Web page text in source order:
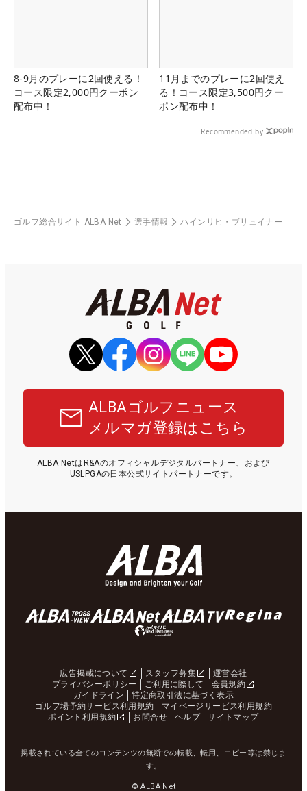
8-9月のプレーに2回使える！
コース限定2,000円クーポン
配布中！
11月までのプレーに2回使え
る！コース限定3,500円クー
ポン配布中！
Recommended by
ゴルフ総合サイト ALBA Net 選手情報 ハインリヒ・ブリュイナー
ALBAゴルフニュース
メルマガ登録はこちら
ALBA NetはR&Aのオフィシャルデジタルパートナー、および
USLPGAの日本公式サイトパートナーです。
広告掲載について スタッフ募集
運営会社
プライバシーポリシー
ご利用に際して
会員規約
ガイドライン
特定商取引法に基づく表示
ゴルフ場予約サービス利用規約
マイページサービス利用規約
ポイント利用規約
お問合せ ヘルプ サイトマップ
掲載されている全てのコンテンツの無断での転載、転用、コピー等は禁じま
す。
© ALBA Net